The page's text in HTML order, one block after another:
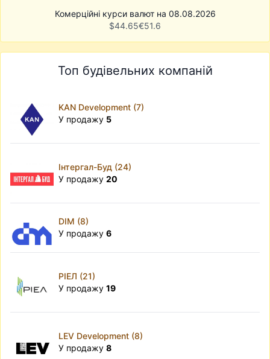
Комерційні курси валют на 08.08.2026
$44.65€51.6
Топ будівельних компаній
KAN Development (7)
У продажу 5
Інтергал-Буд (24)
У продажу 20
DIM (8)
У продажу 6
РІЕЛ (21)
У продажу 19
LEV Development (8)
У продажу 8